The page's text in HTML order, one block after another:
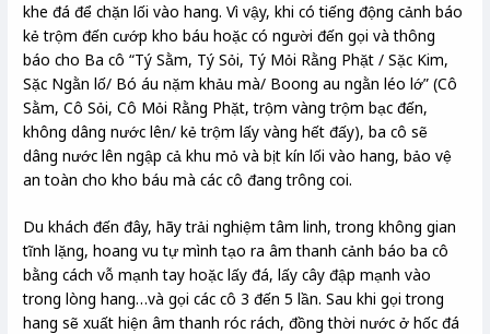
khe đá để chặn lối vào hang. Vì vậy, khi có tiếng động cảnh báo
kẻ trộm đến cướp kho báu hoặc có người đến gọi và thông
báo cho Ba cô “Tý Sằm, Tý Sỏi, Tý Mỏi Rằng Phặt / Sặc Kim,
Sặc Ngằn lố/ Bó áu nặm khảu mà/ Boong au ngằn léo lớ” (Cô
Sằm, Cô Sỏi, Cô Mỏi Rằng Phặt, trộm vàng trộm bạc đến,
không dâng nước lên/ kẻ trộm lấy vàng hết đấy), ba cô sẽ
dâng nước lên ngập cả khu mỏ và bịt kín lối vào hang, bảo vệ
an toàn cho kho báu mà các cô đang trông coi.
Du khách đến đây, hãy trải nghiệm tâm linh, trong không gian
tĩnh lặng, hoang vu tự mình tạo ra âm thanh cảnh báo ba cô
bằng cách vỗ mạnh tay hoặc lấy đá, lấy cây đập mạnh vào
trong lòng hang…và gọi các cô 3 đến 5 lần. Sau khi gọi trong
hang sẽ xuất hiện âm thanh róc rách, đồng thời nước ở hốc đá